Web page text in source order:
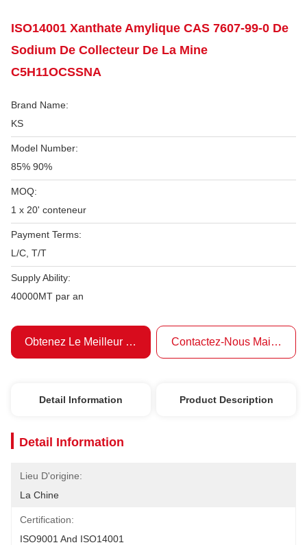
ISO14001 Xanthate Amylique CAS 7607-99-0 De
Sodium De Collecteur De La Mine
C5H11OCSSNA
Brand Name:
KS
Model Number:
85% 90%
MOQ:
1 x 20' conteneur
Payment Terms:
L/C, T/T
Supply Ability:
40000MT par an
Obtenez Le Meilleur Prix Contactez-Nous Maintenant
Detail Information Product Description
Detail Information
Lieu D'origine:
La Chine
Certification:
ISO9001 And ISO14001